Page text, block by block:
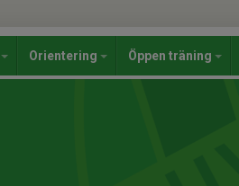
Orientering Öppen träning